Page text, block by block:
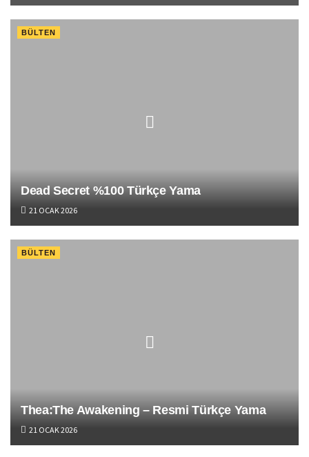
BÜLTEN
Dead Secret %100 Türkçe Yama
21 OCAK 2026
BÜLTEN
Thea:The Awakening – Resmi Türkçe Yama
21 OCAK 2026